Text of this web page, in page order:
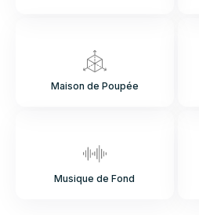
Maison de Poupée
Musique de Fond